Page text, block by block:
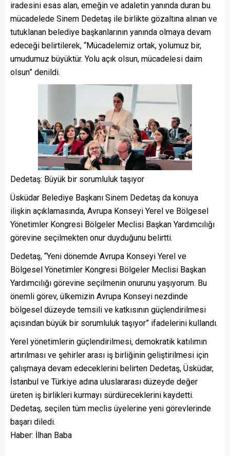
iradesini esas alan, emeğin ve adaletin yanında duran bu
mücadelede Sinem Dedetaş ile birlikte gözaltına alınan ve
tutuklanan belediye başkanlarının yanında olmaya devam
edeceği belirtilerek, “Mücadelemiz ortak, yolumuz bir,
umudumuz büyüktür. Yolu açık olsun, mücadelesi daim
olsun” denildi.
Dedetaş: Büyük bir sorumluluk taşıyor
Üsküdar Belediye Başkanı Sinem Dedetaş da konuya
ilişkin açıklamasında, Avrupa Konseyi Yerel ve Bölgesel
Yönetimler Kongresi Bölgeler Meclisi Başkan Yardımcılığı
görevine seçilmekten onur duyduğunu belirtti.
Dedetaş, “Yeni dönemde Avrupa Konseyi Yerel ve
Bölgesel Yönetimler Kongresi Bölgeler Meclisi Başkan
Yardımcılığı görevine seçilmenin onurunu yaşıyorum. Bu
önemli görev, ülkemizin Avrupa Konseyi nezdinde
bölgesel düzeyde temsili ve katkısının güçlendirilmesi
açısından büyük bir sorumluluk taşıyor” ifadelerini kullandı.
Yerel yönetimlerin güçlendirilmesi, demokratik katılımın
artırılması ve şehirler arası iş birliğinin geliştirilmesi için
çalışmaya devam edeceklerini belirten Dedetaş, Üsküdar,
İstanbul ve Türkiye adına uluslararası düzeyde değer
üreten iş birlikleri kurmayı sürdüreceklerini kaydetti.
Dedetaş, seçilen tüm meclis üyelerine yeni görevlerinde
başarı diledi.
Haber: İlhan Baba